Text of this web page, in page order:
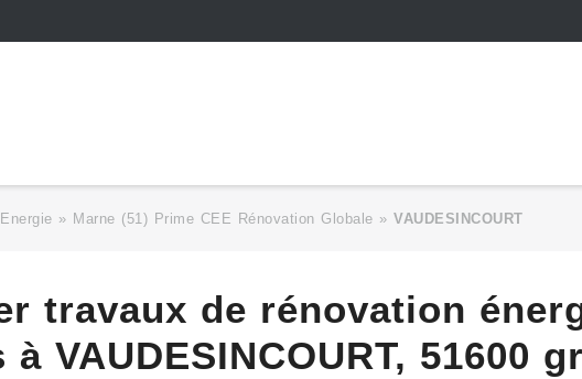
» Marne (51) Prime CEE Rénovation Globale » VAUDESINCOURT
travaux de rénovation
VAUDESINCOURT, 51600